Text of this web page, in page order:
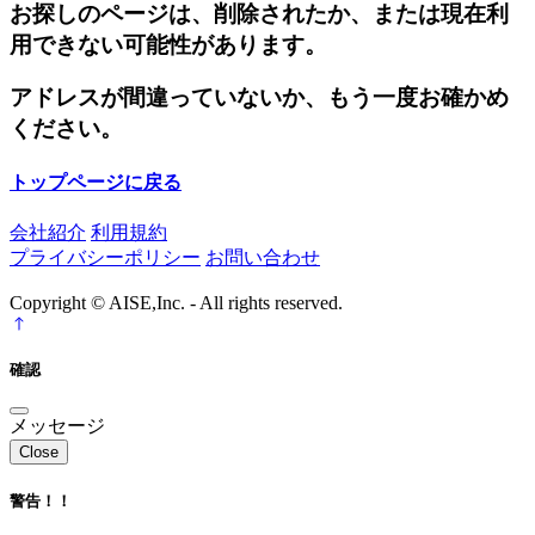
お探しのページは、削除されたか、または現在利
用できない可能性があります。
アドレスが間違っていないか、もう一度お確かめ
ください。
トップページに戻る
会社紹介 利用規約
プライバシーポリシー お問い合わせ
Copyright © AISE,Inc. - All rights reserved.
確認
メッセージ
Close
警告！！